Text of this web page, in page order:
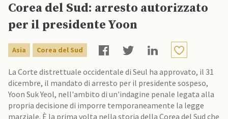
Corea del Sud: arresto autorizzato
per il presidente Yoon
Asia Corea del Sud
La Corte distrettuale occidentale di Seul ha approvato, il 31
dicembre, il mandato di arresto per il presidente sospeso,
Yoon Suk Yeol, nell'ambito di un'indagine penale legata alla
propria decisione di imporre temporaneamente la legge
marziale. È la prima volta nella storia della Corea del Sud che